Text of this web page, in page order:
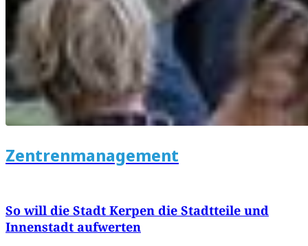
Zentrenmanagement
So will die Stadt Kerpen die Stadtteile und
Innenstadt aufwerten